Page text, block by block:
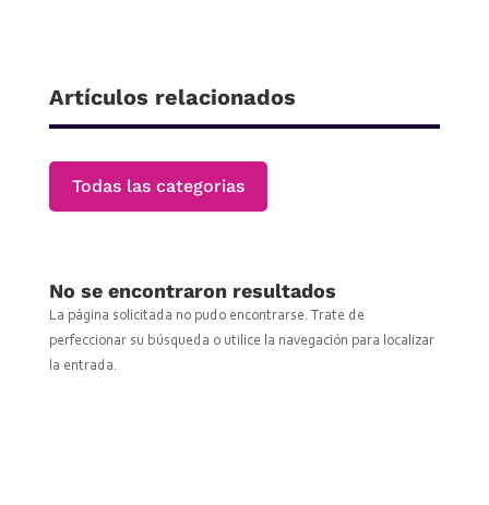
Artículos relacionados
Todas las categorias
No se encontraron resultados
La página solicitada no pudo encontrarse. Trate de
perfeccionar su búsqueda o utilice la navegación para localizar
la entrada.